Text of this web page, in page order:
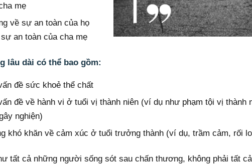
mẹ
về sự an toàn của họ
an toàn của cha mẹ
lâu dài có thể bao gồm:
đề sức khoẻ thể chất
đề về hành vi ở tuổi vị thành niên (ví dụ như phạm tội vị thành
nghiện)
khó khăn về cảm xúc ở tuổi trưởng thành (ví dụ, trầm cảm, rối
tất cả những người sống sót sau chấn thương, không phải tất